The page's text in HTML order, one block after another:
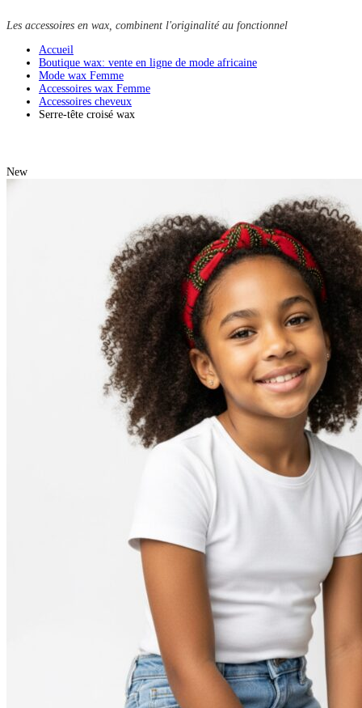
Les accessoires en wax, combinent l'originalité au fonctionnel
Accueil
Boutique wax: vente en ligne de mode africaine
Mode wax Femme
Accessoires wax Femme
Accessoires cheveux
Serre-tête croisé wax
New